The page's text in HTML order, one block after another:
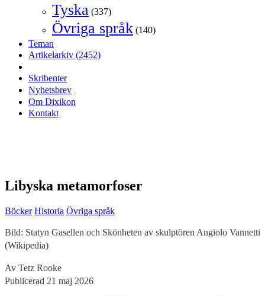
Tyska (337)
Övriga språk (140)
Teman
Artikelarkiv (2452)
Skribenter
Nyhetsbrev
Om Dixikon
Kontakt
Libyska metamorfoser
Böcker Historia Övriga språk
Bild: Statyn Gasellen och Skönheten av skulptören Angiolo Vannetti
(Wikipedia)
Av Tetz Rooke
Publicerad 21 maj 2026